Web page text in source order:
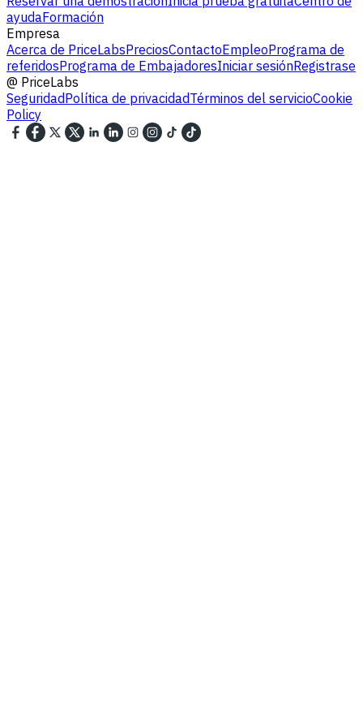
ayudaFormación
Empresa
Acerca de PriceLabsPreciosContactoEmpleoPrograma de
referidosPrograma de EmbajadoresIniciar sesiónRegistrase
@ PriceLabs
SeguridadPolítica de privacidadTérminos del servicioCookie
Policy